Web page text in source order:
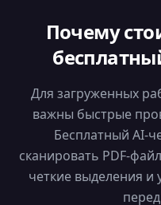
Почему
Для загруженных
важны быстрые
Бесплатный AI-
сканировать PDF-
четкие выделения и